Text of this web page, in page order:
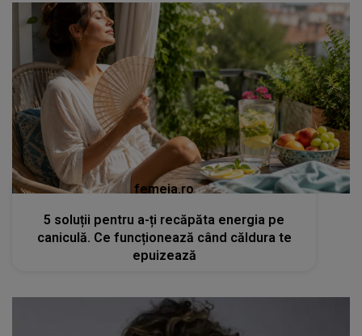
femeia.ro
5 soluții pentru a-ți recăpăta energia pe
caniculă. Ce funcționează când căldura te
epuizează